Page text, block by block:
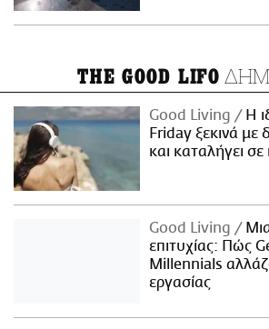
THE GOOD LIFO
Good Living
Η
Friday ξεκινά με
και καταλήγει σε
Good Living
επιτυχίας: Πώς
Millennials
εργασίας